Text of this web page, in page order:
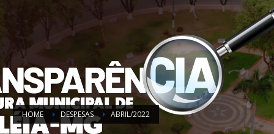
HOME DESPESAS ABRIL/2022